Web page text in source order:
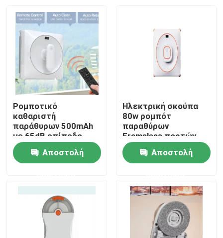
σπίτι
Προϊόντα
Ρομποτικό
καθαριστή
παράθυρων 500mAh
με 65dB επίπεδο
θορύβου
Αποστολή
Ηλεκτρική σκούπα
80w ρομπότ
παραθύρων
Frameless πορτών
επιτραπέζιου
γυαλιούΑποστολή